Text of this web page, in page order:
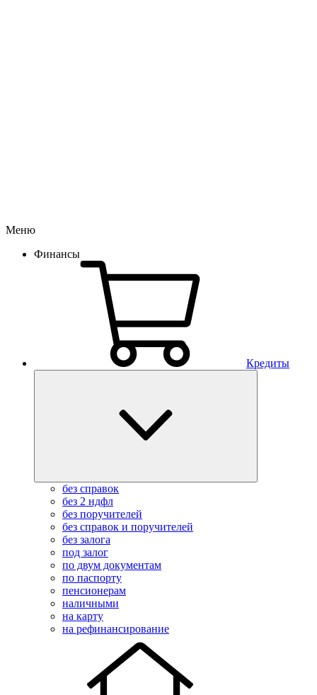
Меню
Финансы
Кредиты
без справок
без 2 ндфл
без поручителей
без справок и поручителей
без залога
под залог
по двум документам
по паспорту
пенсионерам
наличными
на карту
на рефинансирование